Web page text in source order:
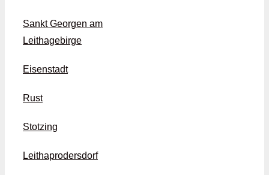
Sankt Georgen am
Leithagebirge
Eisenstadt
Rust
Stotzing
Leithaprodersdorf